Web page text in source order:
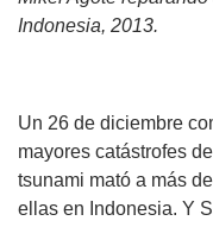
Indonesia, 2013.
Un 26 de diciembre
mayores catástrofes
tsunami mató a más
ellas en Indonesia. Y